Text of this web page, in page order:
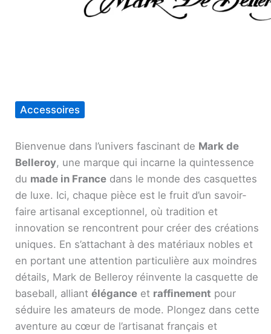
Accessoires
Bienvenue dans l’univers fascinant de Mark de
Belleroy, une marque qui incarne la quintessence
du made in France dans le monde des casquettes
de luxe. Ici, chaque pièce est le fruit d’un savoir-
faire artisanal exceptionnel, où tradition et
innovation se rencontrent pour créer des créations
uniques. En s’attachant à des matériaux nobles et
en portant une attention particulière aux moindres
détails, Mark de Belleroy réinvente la casquette de
baseball, alliant élégance et raffinement pour
séduire les amateurs de mode. Plongez dans cette
aventure au cœur de l’artisanat français et